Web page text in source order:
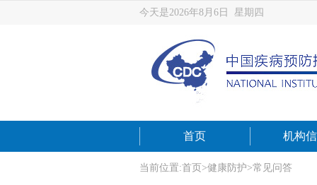
今天是2026年8月6日 星期四
首页 机构
当前位置:首页 >健康防护>常见问答